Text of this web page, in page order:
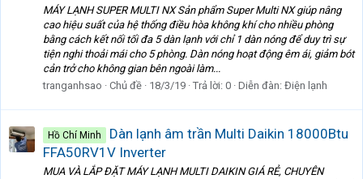
MÁY LẠNH SUPER MULTI NX Sản phẩm Super Multi NX giúp nâng
cao hiệu suất của hệ thống điều hòa không khí cho nhiều phòng
bằng cách kết nối tối đa 5 dàn lạnh với chỉ 1 dàn nóng để duy trì sự
tiện nghi thoải mái cho 5 phòng. Dàn nóng hoạt động êm ái, giảm bót
cản trở cho không gian bên ngoài làm...
tranganhsao
Chủ đề 18/3/19 Trả lời: 0 Diễn đàn: Điện lạnh
Hồ Chí Minh
Dàn lạnh âm trần Multi Daikin 18000Btu
FFA50RV1V Inverter
MUA VÀ LẮP ĐẶT MÁY LẠNH MULTI DAIKIN GIÁ RẺ, CHUYÊN